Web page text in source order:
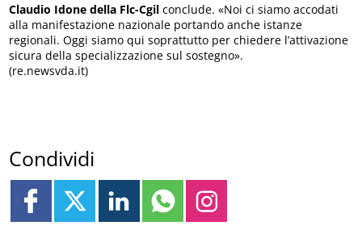
Claudio Idone della Flc-Cgil conclude. «Noi ci siamo accodati
alla manifestazione nazionale portando anche istanze
regionali. Oggi siamo qui soprattutto per chiedere l’attivazione
sicura della specializzazione sul sostegno».
(re.newsvda.it)
Condividi